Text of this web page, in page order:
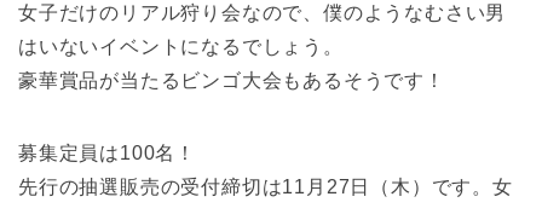
女子だけのリアル狩り会なので、僕のようなむさい男
はいないイベントになるでしょう。
豪華賞品が当たるビンゴ大会もあるそうです！
募集定員は100名！
先行の抽選販売の受付締切は11月27日（木）です。女